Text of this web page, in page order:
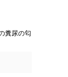
糞尿の匂